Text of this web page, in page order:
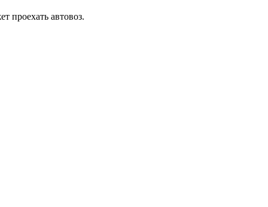
проехать автовоз.